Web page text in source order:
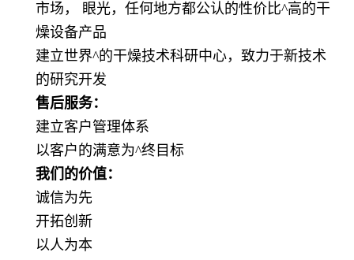
市场， 眼光，任何地方都公认的性价比^高的干
燥设备产品
建立世界^的干燥技术科研中心，致力于新技术
的研究开发
售后服务：
建立客户管理体系
以客户的满意为^终目标
我们的价值：
诚信为先
开拓创新
以人为本